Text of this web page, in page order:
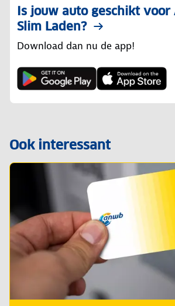
Is jouw auto geschikt voor
Slim Laden?
Download dan nu de app!
Ook interessant